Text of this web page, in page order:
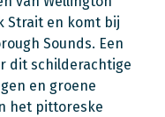
Strait en komt bij
Sounds. Een
dit schilderachtige
en groene
het pittoreske